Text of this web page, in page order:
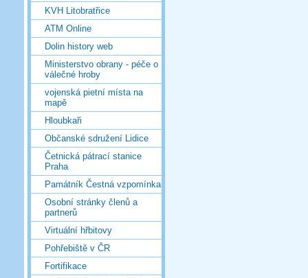
KVH Litobratřice
ATM Online
Dolin history web
Ministerstvo obrany - péče o
válečné hroby
vojenská pietní místa na
mapě
Hloubkaři
Občanské sdružení Lidice
Četnická pátrací stanice
Praha
Památník Čestná vzpomínka
Osobní stránky členů a
partnerů
Virtuální hřbitovy
Pohřebiště v ČR
Fortifikace